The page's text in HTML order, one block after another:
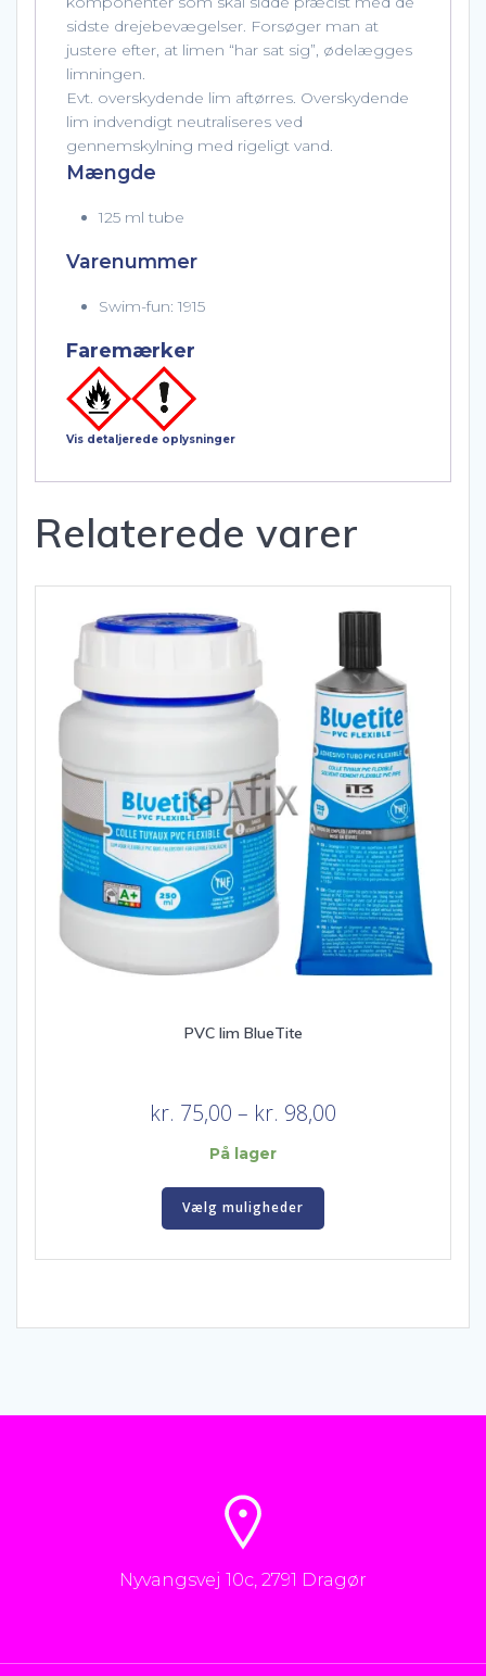
sidste drejebevægelser. Forsøger man at
justere efter, at limen “har sat sig”, ødelægges
limningen.
Evt. overskydende lim aftørres. Overskydende
lim indvendigt neutraliseres ved
gennemskylning med rigeligt vand.
Mængde
125 ml tube
Varenummer
Swim-fun: 1915
Faremærker
Vis detaljerede oplysninger
Relaterede varer
PVC lim BlueTite
kr. 75,00 – kr. 98,00
På lager
Vælg muligheder
Dette
har
flere
kan
Nyvangsvej 10c, 2791 Dragør